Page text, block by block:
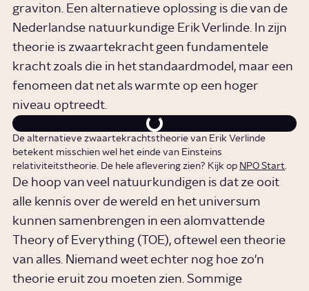
graviton. Een alternatieve oplossing is die van de
Nederlandse natuurkundige Erik Verlinde. In zijn
theorie is zwaartekracht geen fundamentele
kracht zoals die in het standaardmodel, maar een
fenomeen dat net als warmte op een hoger
niveau optreedt.
De alternatieve zwaartekrachtstheorie van Erik Verlinde
betekent misschien wel het einde van Einsteins
relativiteitstheorie. De hele aflevering zien? Kijk op NPO Start.
De hoop van veel natuurkundigen is dat ze ooit
alle kennis over de wereld en het universum
kunnen samenbrengen in een alomvattende
Theory of Everything (TOE), oftewel een theorie
van alles. Niemand weet echter nog hoe zo'n
theorie eruit zou moeten zien. Sommige